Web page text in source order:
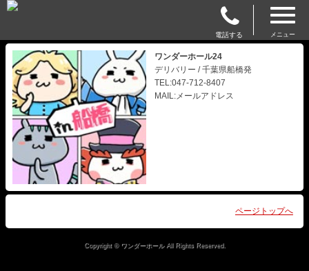
電話する メニュー
ワンダーホール24
デリバリー / 千葉県船橋発
TEL:047-712-8407
MAIL:メールアドレス
ページトップへ
Copyright © ワンダーホール All Rights Reserved.